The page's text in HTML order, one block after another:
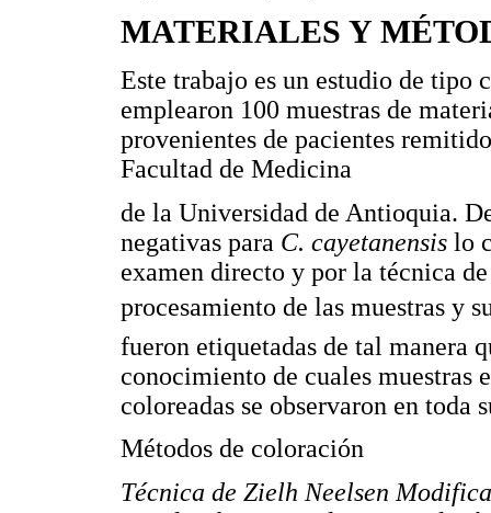
MATERIALES Y
Este trabajo es un estudio de tipo
emplearon 100 muestras de
provenientes de pacientes
Facultad de Medicina
de la Universidad de Antioquia.
negativas para C. cayetanensis lo
examen directo y por la técnica
procesamiento de las muestras y
fueron etiquetadas de tal manera
conocimiento de cuales muestras
coloreadas se observaron en
Métodos de coloración
Técnica de Zielh Neelsen